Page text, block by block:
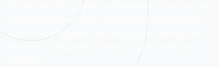
En tant que chocolatier, votre présence sur Google
est determinante pour capter de nouveaux clients.
Apprenez a optimiser votre site, votre fiche GMB
et votre stratégie de contenu pour dominer les